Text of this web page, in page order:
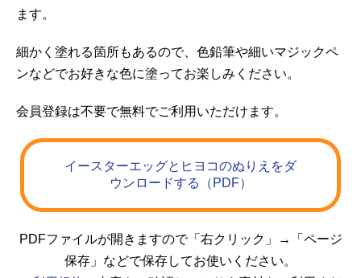
ます。
細かく塗れる箇所もあるので、色鉛筆や細いマジックペ
ンなどでお好きな色に塗ってお楽しみください。
会員登録は不要で無料でご利用いただけます。
イースターエッグとヒヨコのぬりえをダ
ウンロードする（PDF）
PDFファイルが開きますので「右クリック」→「ページ
保存」などで保存してお使いください。